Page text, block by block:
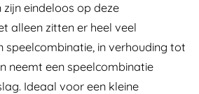
eindeloos op deze
alleen zitten er heel veel
speelcombinatie, in verhouding tot
neemt een speelcombinatie
Ideaal voor een kleine